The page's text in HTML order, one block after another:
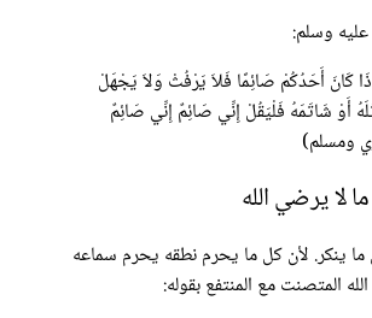
وسلم:
كَانَ أَحَدُكُمْ صَائِمًا فَلاَ يَرْفُثْ وَلاَ يَجْهَلْ
أَوْ شَاتَمَهُ فَلْيَقُلْ إِنِّي صَائِمٌ إِنِّي صَائِمٌ
ومسلم)
ينكر. لأن كل ما يحرم نطقه يحرم سماعه
المتصنت مع المنتفع بقوله: